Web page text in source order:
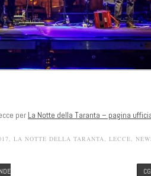
per La Notte della Taranta – pagina
, LA NOTTE DELLA TARANTA, LECCE,